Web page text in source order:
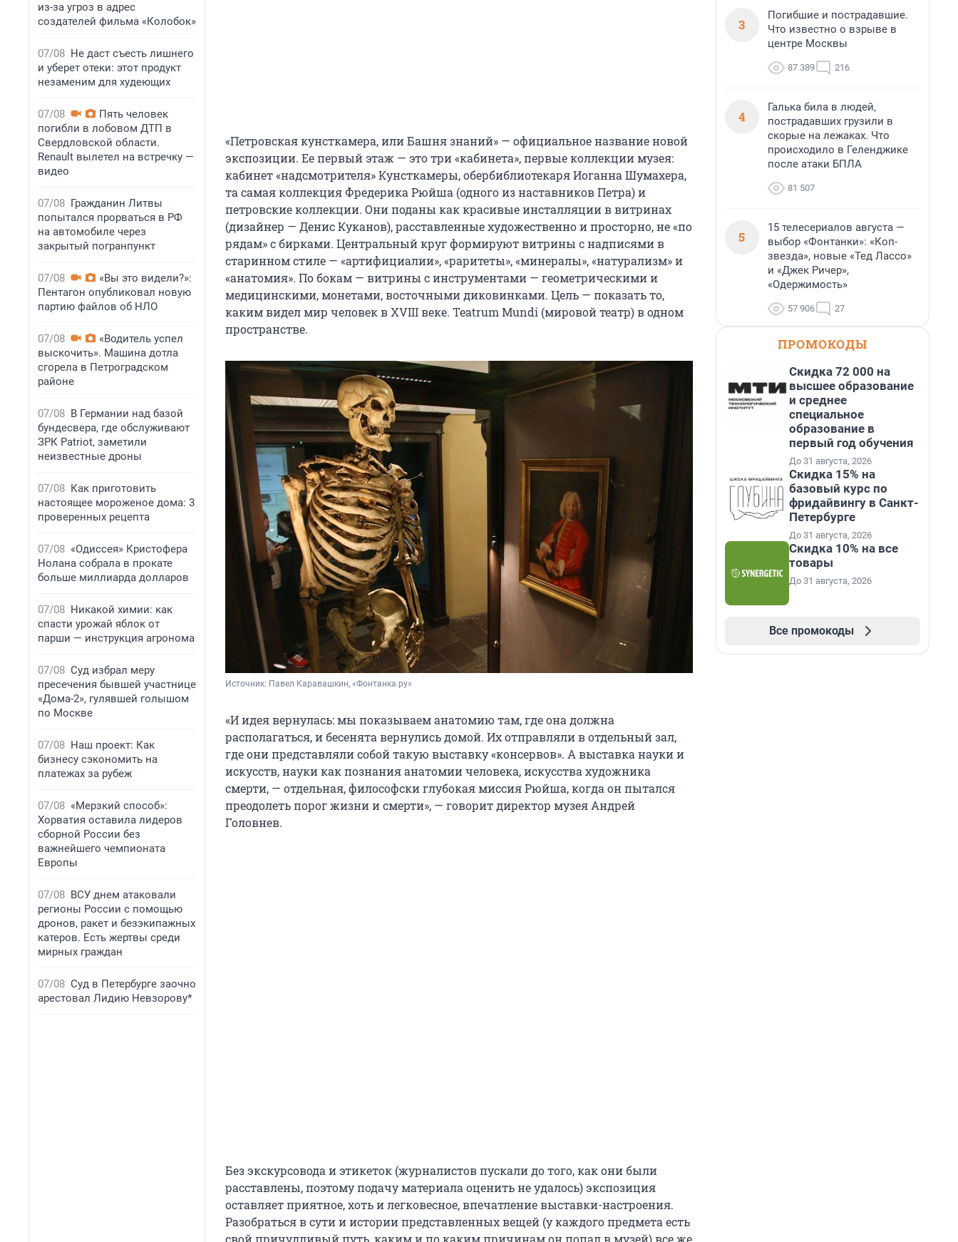
из-за угроз в адрес
создателей фильма «Колобок»
07/08 Не даст съесть лишнего
и уберет отеки: этот продукт
незаменим для худеющих
07/08
Пять человек
погибли в лобовом ДТП в
Свердловской области.
Renault вылетел на встречку —
видео
07/08 Гражданин Литвы
попытался прорваться в РФ
на автомобиле через
закрытый погранпункт
07/08
«Вы это видели?»:
Пентагон опубликовал новую
партию файлов об НЛО
07/08
«Водитель успел
выскочить». Машина дотла
сгорела в Петроградском
районе
07/08 В Германии над базой
бундесвера, где обслуживают
ЗРК Patriot, заметили
неизвестные дроны
07/08 Как приготовить
настоящее мороженое дома: 3
проверенных рецепта
07/08 «Одиссея» Кристофера
Нолана собрала в прокате
больше миллиарда долларов
07/08 Никакой химии: как
спасти урожай яблок от
парши — инструкция агронома
07/08 Суд избрал меру
пресечения бывшей участнице
«Дома-2», гулявшей голышом
по Москве
07/08 Наш проект: Как
бизнесу сэкономить на
платежах за рубеж
07/08 «Мерзкий способ»:
Хорватия оставила лидеров
сборной России без
важнейшего чемпионата
Европы
07/08 ВСУ днем атаковали
регионы России с помощью
дронов, ракет и безэкипажных
катеров. Есть жертвы среди
мирных граждан
07/08 Суд в Петербурге заочно
арестовал Лидию Невзорову*
«Петровская кунсткамера, или Башня знаний» — официальное название новой
экспозиции. Ее первый этаж — это три «кабинета», первые коллекции музея:
кабинет «надсмотрителя» Кунсткамеры, обербиблиотекаря Иоганна Шумахера,
та самая коллекция Фредерика Рюйша (одного из наставников Петра) и
петровские коллекции. Они поданы как красивые инсталляции в витринах
(дизайнер — Денис Куканов), расставленные художественно и просторно, не «по
рядам» с бирками. Центральный круг формируют витрины с надписями в
старинном стиле — «артифициалии», «раритеты», «минералы», «натурализм» и
«анатомия». По бокам — витрины с инструментами — геометрическими и
медицинскими, монетами, восточными диковинками. Цель — показать то,
каким видел мир человек в XVIII веке. Teatrum Mundi (мировой театр) в одном
пространстве.
Источник: Павел Каравашкин, «Фонтанка.ру»
«И идея вернулась: мы показываем анатомию там, где она должна
располагаться, и бесенята вернулись домой. Их отправляли в отдельный зал,
где они представляли собой такую выставку «консервов». А выставка науки и
искусств, науки как познания анатомии человека, искусства художника
смерти, — отдельная, философски глубокая миссия Рюйша, когда он пытался
преодолеть порог жизни и смерти», — говорит директор музея Андрей
Головнев.
Без экскурсовода и этикеток (журналистов пускали до того, как они были
расставлены, поэтому подачу материала оценить не удалось) экспозиция
оставляет приятное, хоть и легковесное, впечатление выставки-настроения.
Разобраться в сути и истории представленных вещей (у каждого предмета есть
свой причудливый путь, каким и по каким причинам он попал в музей) все же
3
Погибшие и пострадавшие.
Что известно о взрыве в
центре Москвы
87 389 216
4
Галька била в людей,
пострадавших грузили в
скорые на лежаках. Что
происходило в Геленджике
после атаки БПЛА
81 507
5
15 телесериалов августа —
выбор «Фонтанки»: «Коп-
звезда», новые «Тед Лассо»
и «Джек Ричер»,
«Одержимость»
57 906 27
ПРОМОКОДЫ
Скидка 72 000 на
высшее образование
и среднее
специальное
образование в
первый год обучения
До 31 августа, 2026
Скидка 15% на
базовый курс по
фридайвингу в Санкт-
Петербурге
До 31 августа, 2026
Скидка 10% на все
товары
До 31 августа, 2026
Все промокоды